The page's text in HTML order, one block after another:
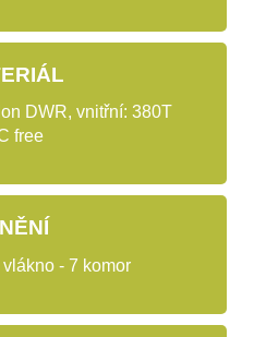
DWR, vnitřní: 380T
free
- 7 komor